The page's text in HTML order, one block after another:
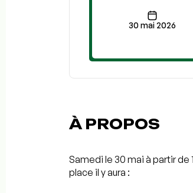
30 mai 2026
À PROPOS
Samedi le 30 mai à partir de
place il y aura :